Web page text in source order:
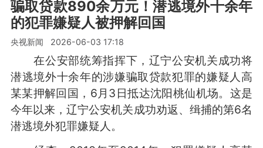
骗取贷款890余万元！潜逃境外十余年
的犯罪嫌疑人被押解回国
央视新闻 2026-06-03 17:18
在公安部统筹指挥下，辽宁公安机关成功将
潜逃境外十余年的涉嫌骗取贷款犯罪的嫌疑人高
某某押解回国，6月3日抵达沈阳桃仙机场。这是
今年以来，辽宁公安机关成功劝返、缉捕的第6名
潜逃境外犯罪嫌疑人。